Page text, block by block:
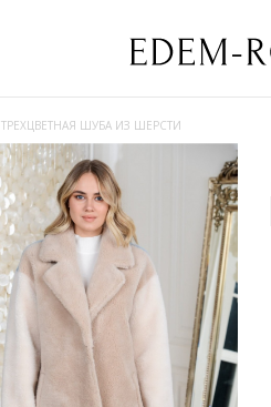
ТРЕХЦВЕТНАЯ ШУБА ИЗ ШЕРСТИ